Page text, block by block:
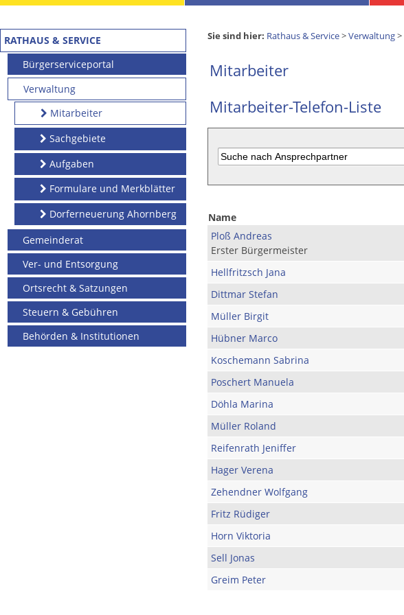
RATHAUS & SERVICE
Bürgerserviceportal
Verwaltung
Mitarbeiter
Sachgebiete
Aufgaben
Formulare und Merkblätter
Dorferneuerung Ahornberg
Gemeinderat
Ver- und Entsorgung
Ortsrecht & Satzungen
Steuern & Gebühren
Behörden & Institutionen
Sie sind hier: Rathaus & Service>Verwaltung>
Mitarbeiter
Mitarbeiter-Telefon-Liste
Name
Ploß Andreas
Erster Bürgermeister
Hellfritzsch Jana
Dittmar Stefan
Müller Birgit
Hübner Marco
Koschemann Sabrina
Poschert Manuela
Döhla Marina
Müller Roland
Reifenrath Jeniffer
Hager Verena
Zehendner Wolfgang
Fritz Rüdiger
Horn Viktoria
Sell Jonas
Greim Peter